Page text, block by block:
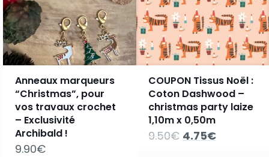
Anneaux marqueurs
“Christmas”, pour
vos travaux crochet
– Exclusivité
Archibald !
9.90€
COUPON Tissus Noël :
Coton Dashwood –
christmas party laize
1,10m x 0,50m
9.50€ Le
4.75€Le